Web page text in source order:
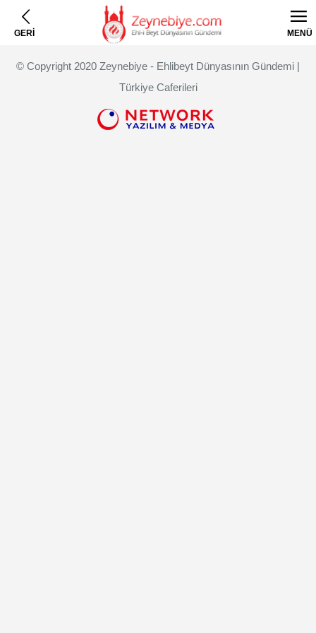
GERİ MENÜ
© Copyright 2020 Zeynebiye - Ehlibeyt Dünyasının Gündemi |
Türkiye Caferileri